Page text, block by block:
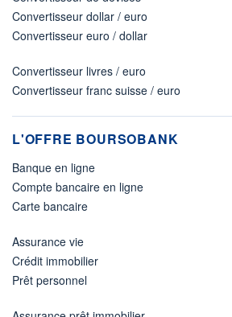
Convertisseur dollar / euro
Convertisseur euro / dollar
Convertisseur livres / euro
Convertisseur franc suisse / euro
L'OFFRE BOURSOBANK
Banque en ligne
Compte bancaire en ligne
Carte bancaire
Assurance vie
Crédit immobilier
Prêt personnel